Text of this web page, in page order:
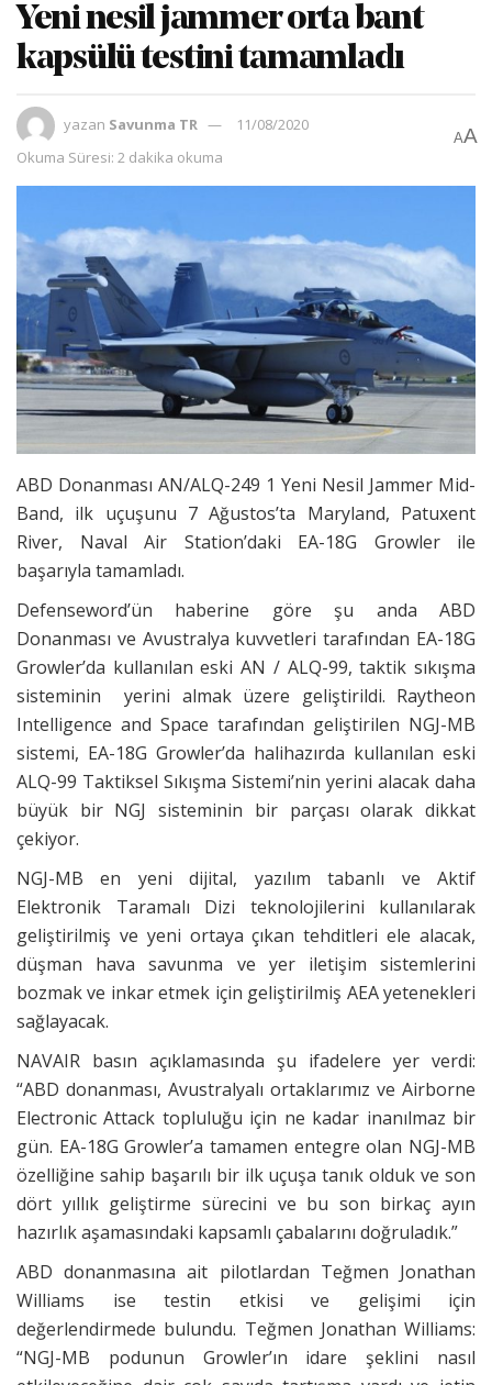
Yeni nesil jammer orta bant
kapsülü testini tamamladı
yazan Savunma TR
11/08/2020
Okuma Süresi: 2 dakika okuma
AA
ABD Donanması AN/ALQ-249 1 Yeni Nesil Jammer Mid-
Band, ilk uçuşunu 7 Ağustos’ta Maryland, Patuxent
River, Naval Air Station’daki EA-18G Growler ile
başarıyla tamamladı.
Defenseword’ün haberine göre şu anda ABD
Donanması ve Avustralya kuvvetleri tarafından EA-18G
Growler’da kullanılan eski AN / ALQ-99, taktik sıkışma
sisteminin yerini almak üzere geliştirildi. Raytheon
Intelligence and Space tarafından geliştirilen NGJ-MB
sistemi, EA-18G Growler’da halihazırda kullanılan eski
ALQ-99 Taktiksel Sıkışma Sistemi’nin yerini alacak daha
büyük bir NGJ sisteminin bir parçası olarak dikkat
çekiyor.
NGJ-MB en yeni dijital, yazılım tabanlı ve Aktif
Elektronik Taramalı Dizi teknolojilerini kullanılarak
geliştirilmiş ve yeni ortaya çıkan tehditleri ele alacak,
düşman hava savunma ve yer iletişim sistemlerini
bozmak ve inkar etmek için geliştirilmiş AEA yetenekleri
sağlayacak.
NAVAIR basın açıklamasında şu ifadelere yer verdi:
“ABD donanması, Avustralyalı ortaklarımız ve Airborne
Electronic Attack topluluğu için ne kadar inanılmaz bir
gün. EA-18G Growler’a tamamen entegre olan NGJ-MB
özelliğine sahip başarılı bir ilk uçuşa tanık olduk ve son
dört yıllık geliştirme sürecini ve bu son birkaç ayın
hazırlık aşamasındaki kapsamlı çabalarını doğruladık.”
ABD donanmasına ait pilotlardan Teğmen Jonathan
Williams ise testin etkisi ve gelişimi için
değerlendirmede bulundu. Teğmen Jonathan Williams:
“NGJ-MB podunun Growler’ın idare şeklini nasıl